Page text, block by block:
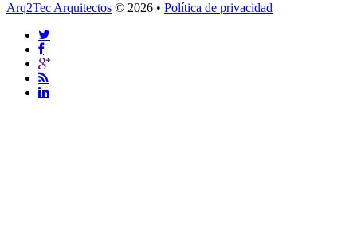
Arq2Tec Arquitectos © 2026 • Política de privacidad